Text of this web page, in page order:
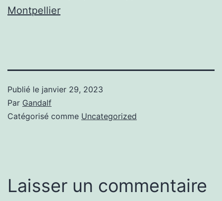
Montpellier
Publié le janvier 29, 2023
Par Gandalf
Catégorisé comme Uncategorized
Laisser un commentaire